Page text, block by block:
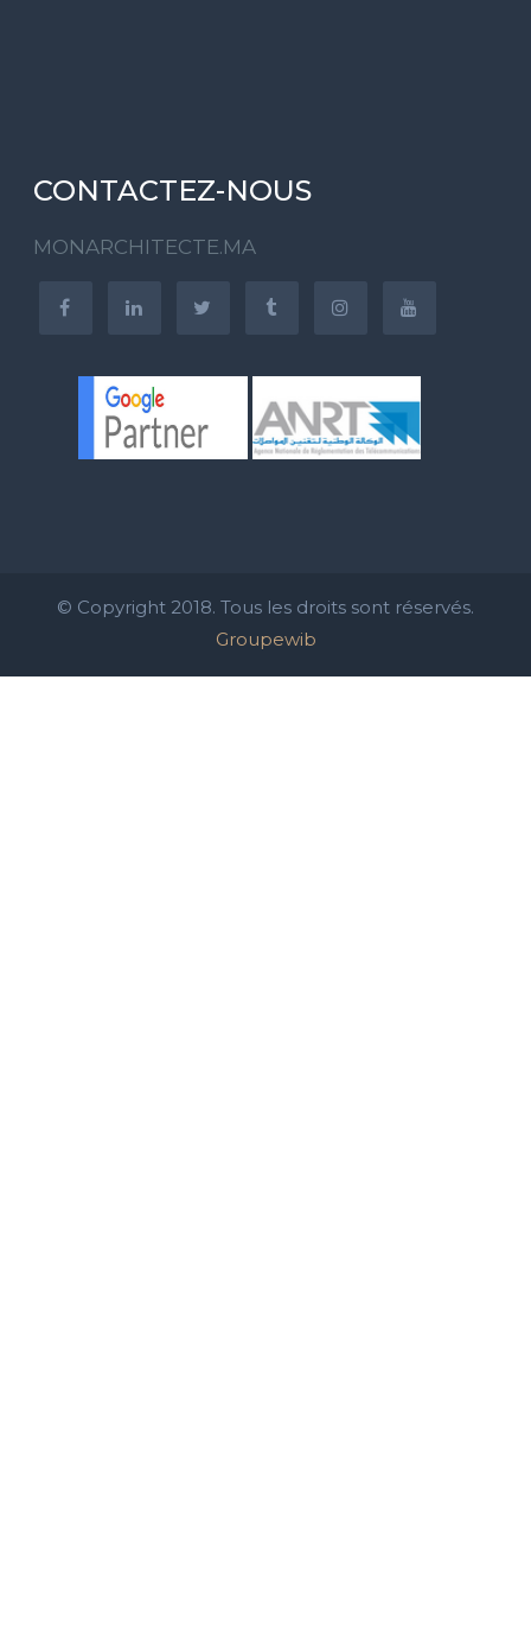
CONTACTEZ-NOUS
MONARCHITECTE.MA
© Copyright 2018. Tous les droits sont réservés.
Groupewib